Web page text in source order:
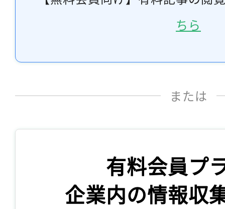
ちら
または
有料会員プ
企業内の情報収